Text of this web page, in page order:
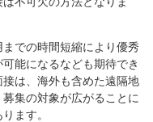
までの時間短縮により優秀
能になるなども期待でき
接は、海外も含めた遠隔地
集の対象が広がることに
ます。